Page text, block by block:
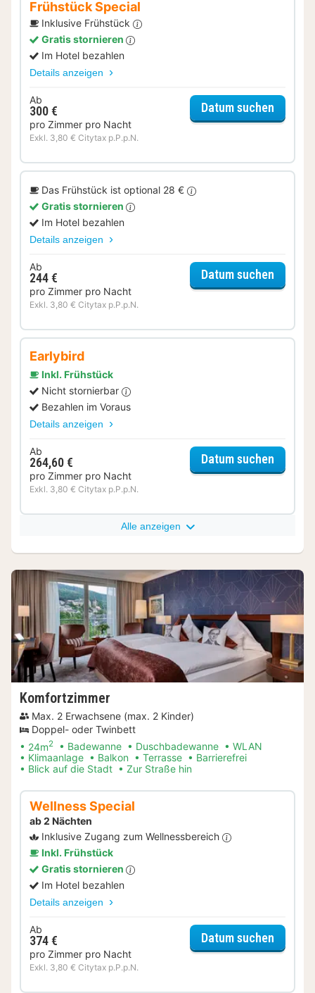
Frühstück Special
Inklusive Frühstück
Gratis stornieren
Im Hotel bezahlen
Details anzeigen
Ab
300 €
pro Zimmer pro Nacht
Exkl. 3,80 € Citytax p.P.p.N.
Datum suchen
Das Frühstück ist optional 28 €
Gratis stornieren
Im Hotel bezahlen
Details anzeigen
Ab
244 €
pro Zimmer pro Nacht
Exkl. 3,80 € Citytax p.P.p.N.
Datum suchen
Earlybird
Inkl. Frühstück
Nicht stornierbar
Bezahlen im Voraus
Details anzeigen
Ab
264,60 €
pro Zimmer pro Nacht
Exkl. 3,80 € Citytax p.P.p.N.
Datum suchen
Alle anzeigen
Komfortzimmer
Max. 2 Erwachsene (max. 2 Kinder)
Doppel- oder Twinbett
24m2 Badewanne Duschbadewanne
WLAN
Klimaanlage
Balkon Terrasse
Barrierefrei
Blick auf die Stadt
Zur Straße hin
Wellness Special
ab 2 Nächten
Inklusive Zugang zum Wellnessbereich
Inkl. Frühstück
Gratis stornieren
Im Hotel bezahlen
Details anzeigen
Ab
374 €
pro Zimmer pro Nacht
Exkl. 3,80 € Citytax p.P.p.N.
Datum suchen